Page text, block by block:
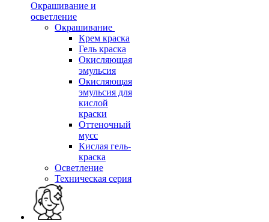
Окрашивание и
осветление
Окрашивание
Крем краска
Гель краска
Окисляющая
эмульсия
Окисляющая
эмульсия для
кислой
краски
Оттеночный
мусс
Кислая гель-
краска
Осветление
Техническая серия